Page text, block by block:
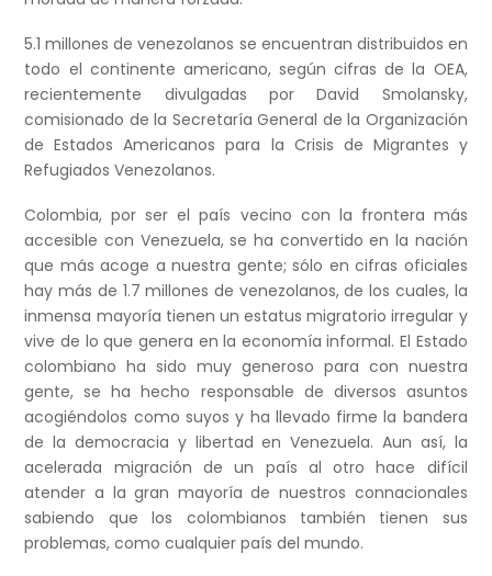
5.1 millones de venezolanos se encuentran distribuidos en
todo el continente americano, según cifras de la OEA,
recientemente divulgadas por David Smolansky,
comisionado de la Secretaría General de la Organización
de Estados Americanos para la Crisis de Migrantes y
Refugiados Venezolanos.
Colombia, por ser el país vecino con la frontera más
accesible con Venezuela, se ha convertido en la nación
que más acoge a nuestra gente; sólo en cifras oficiales
hay más de 1.7 millones de venezolanos, de los cuales, la
inmensa mayoría tienen un estatus migratorio irregular y
vive de lo que genera en la economía informal. El Estado
colombiano ha sido muy generoso para con nuestra
gente, se ha hecho responsable de diversos asuntos
acogiéndolos como suyos y ha llevado firme la bandera
de la democracia y libertad en Venezuela. Aun así, la
acelerada migración de un país al otro hace difícil
atender a la gran mayoría de nuestros connacionales
sabiendo que los colombianos también tienen sus
problemas, como cualquier país del mundo.